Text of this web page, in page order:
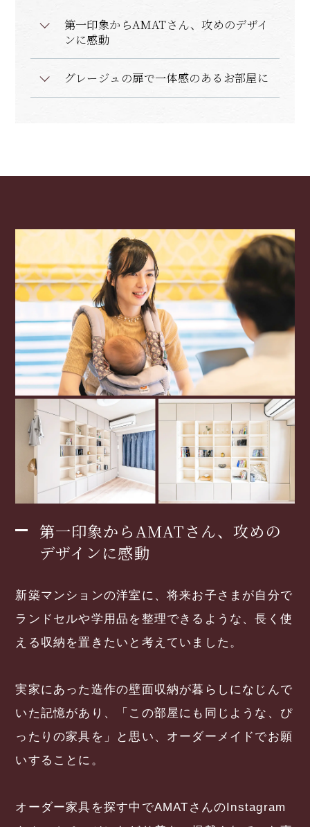
第一印象からAMATさん、攻めのデザイ
ンに感動
グレージュの扉で一体感のあるお部屋に
第一印象からAMATさん、攻めの
デザインに感動
新築マンションの洋室に、将来お子さまが自分で
ランドセルや学用品を整理できるような、長く使
える収納を置きたいと考えていました。
実家にあった造作の壁面収納が暮らしになじんで
いた記憶があり、「この部屋にも同じような、ぴ
ったりの家具を」と思い、オーダーメイドでお願
いすることに。
オーダー家具を探す中でAMATさんのInstagram